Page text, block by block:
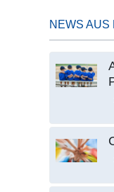
NEWS AUS